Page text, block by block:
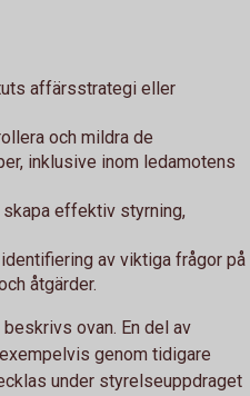
affärsstrategi eller
och mildra de
inklusive inom ledamotens
effektiv styrning,
av viktiga frågor på
åtgärder.
ovan. En del av
genom tidigare
under styrelseuppdraget